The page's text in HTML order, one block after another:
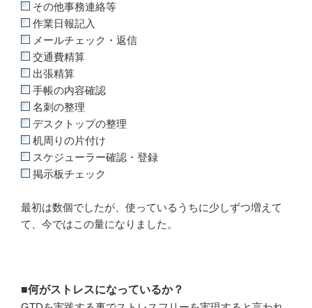
その他事務連絡等
作業日報記入
メールチェック・返信
交通費精算
出張精算
手帳の内容確認
名刺の整理
デスクトップの整理
机周りの片付け
スケジューラー確認・登録
掲示板チェック
最初は数個でしたが、使っているうちに少しずつ増えて
て、今ではこの量になりました。
■何がストレスになっているか？